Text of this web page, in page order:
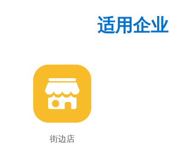
适用企业
街边店